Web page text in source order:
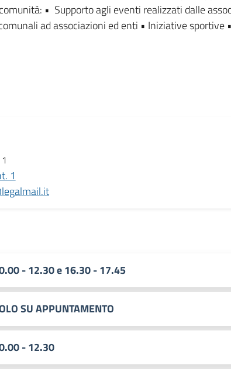
• Supporto agli eventi realizzati dalle
ad associazioni ed enti • Iniziative sportive
1
- 12.30 e 16.30 - 17.45
SU APPUNTAMENTO
- 12.30